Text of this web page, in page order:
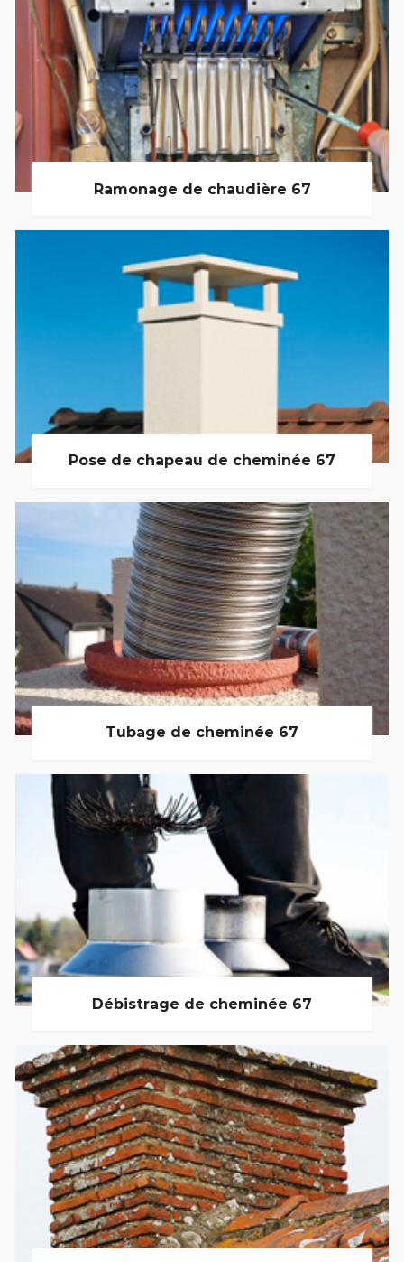
Ramonage de chaudière 67
Pose de chapeau de cheminée 67
Tubage de cheminée 67
Débistrage de cheminée 67